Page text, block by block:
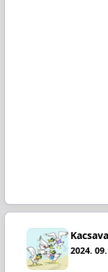
2024.